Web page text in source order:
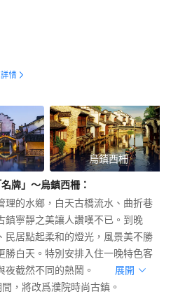
烏鎮西柵
牌」～烏鎮西柵：
理的水鄉，白天古橋流水、曲折巷
鎮寧靜之美讓人讚嘆不已。到晚
民居點起柔和的燈光，風景美不勝
勝白天。特別安排入住一晚特色客
夜截然不同的熱鬧。
展開
，將改爲濮院時尚古鎮。